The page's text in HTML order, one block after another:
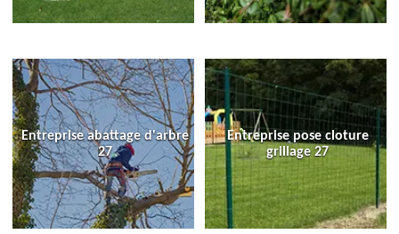
Entreprise abattage d'arbre
27
Entreprise pose cloture
grillage 27